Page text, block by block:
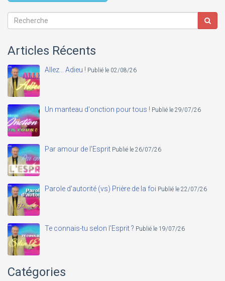
Articles Récents
Allez... Adieu ! Publié le 02/08/26
Un manteau d'onction pour tous ! Publié le 29/07/26
Par amour de l'Esprit Publié le 26/07/26
Parole d'autorité (vs) Prière de la foi Publié le 22/07/26
Te connais-tu selon l'Esprit ? Publié le 19/07/26
Catégories